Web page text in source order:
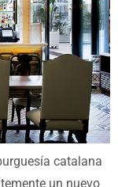
catalana
un nuevo